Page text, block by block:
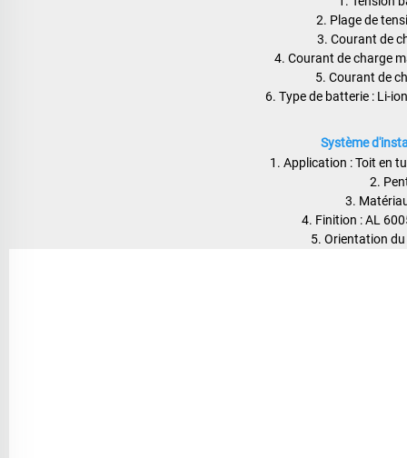
2. Plage de
3. Courant de
4. Courant de charge
5. Courant de
6. Type de batterie : Li-
Système
1. Application : Toit en
2.
3.
4. Finition : AL
5. Orientation